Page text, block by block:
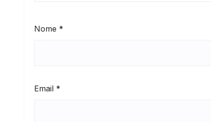
Nome *
Email *